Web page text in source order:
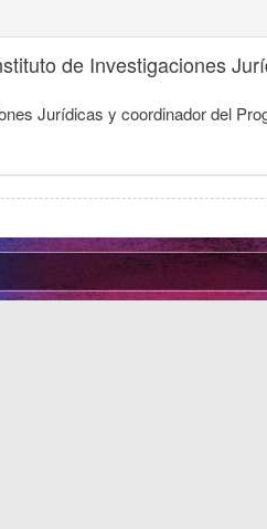
de Investigaciones
Jurídicas y coordinador del